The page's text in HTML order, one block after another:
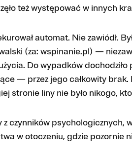
też występować w innych
automat. Nie zawiódł.
(za: wspinanie.pl) —
Do wypadków
— przez jego całkowity brak.
stronie liny nie było nikogo, kto
z czynników psychologicznych,
w otoczeniu, gdzie pozornie